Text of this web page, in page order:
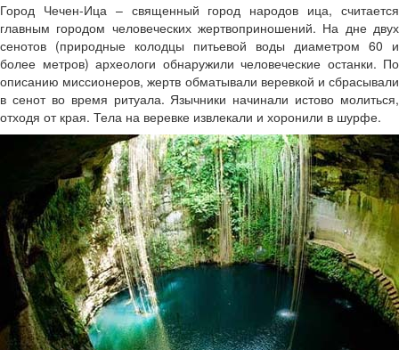
Город Чечен-Ица – священный город народов ица, считается
главным городом человеческих жертвоприношений. На дне двух
сенотов (природные колодцы питьевой воды диаметром 60 и
более метров) археологи обнаружили человеческие останки. По
описанию миссионеров, жертв обматывали веревкой и сбрасывали
в сенот во время ритуала. Язычники начинали истово молиться,
отходя от края. Тела на веревке извлекали и хоронили в шурфе.